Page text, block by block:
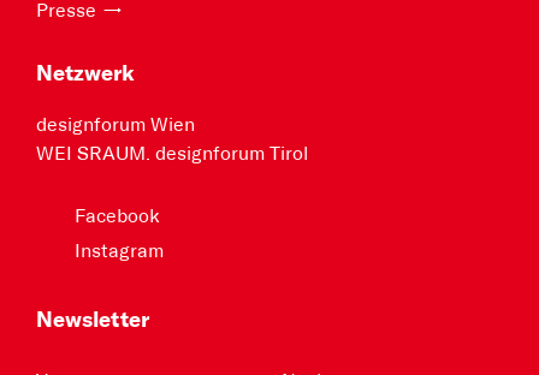
Presse
Netzwerk
designforum Wien
WEI SRAUM. designforum Tirol
Facebook
Instagram
Newsletter